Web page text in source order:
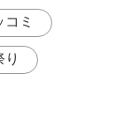
コミ
り